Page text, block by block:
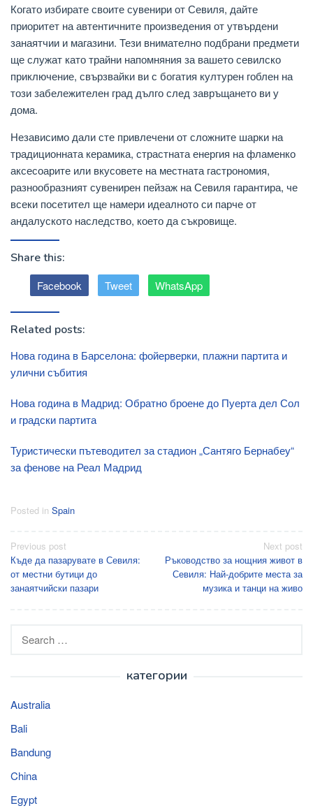
Когато избирате своите сувенири от Севиля, дайте
приоритет на автентичните произведения от утвърдени
занаятчии и магазини. Тези внимателно подбрани предмети
ще служат като трайни напомняния за вашето севилско
приключение, свързвайки ви с богатия културен гоблен на
този забележителен град дълго след завръщането ви у
дома.
Независимо дали сте привлечени от сложните шарки на
традиционната керамика, страстната енергия на фламенко
аксесоарите или вкусовете на местната гастрономия,
разнообразният сувенирен пейзаж на Севиля гарантира, че
всеки посетител ще намери идеалното си парче от
андалуското наследство, което да съкровище.
Share this:
Facebook Tweet WhatsApp
Related posts:
Нова година в Барселона: фойерверки, плажни партита и
улични събития
Нова година в Мадрид: Обратно броене до Пуерта дел Сол
и градски партита
Туристически пътеводител за стадион „Сантяго Бернабеу“
за фенове на Реал Мадрид
Posted in Spain
Post
navigation
Previous post
Къде да пазарувате в Севиля:
от местни бутици до
занаятчийски пазари
Next post
Ръководство за нощния живот в
Севиля: Най-добрите места за
музика и танци на живо
категории
Australia
Bali
Bandung
China
Egypt